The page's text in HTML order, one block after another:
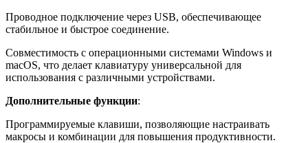
Проводное подключение через USB, обеспечивающее
стабильное и быстрое соединение.
Совместимость с операционными системами Windows и
macOS, что делает клавиатуру универсальной для
использования с различными устройствами.
Дополнительные функции:
Программируемые клавиши, позволяющие настраивать
макросы и комбинации для повышения продуктивности.